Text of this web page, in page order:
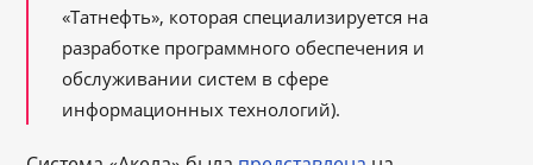
«Татнефть», которая специализируется на
разработке программного обеспечения и
обслуживании систем в сфере
информационных технологий).